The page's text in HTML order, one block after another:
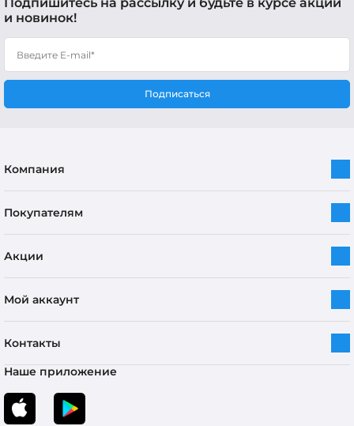
и новинок!
Подписаться
Компания
Покупателям
Акции
Мой аккаунт
Контакты
Наше приложение